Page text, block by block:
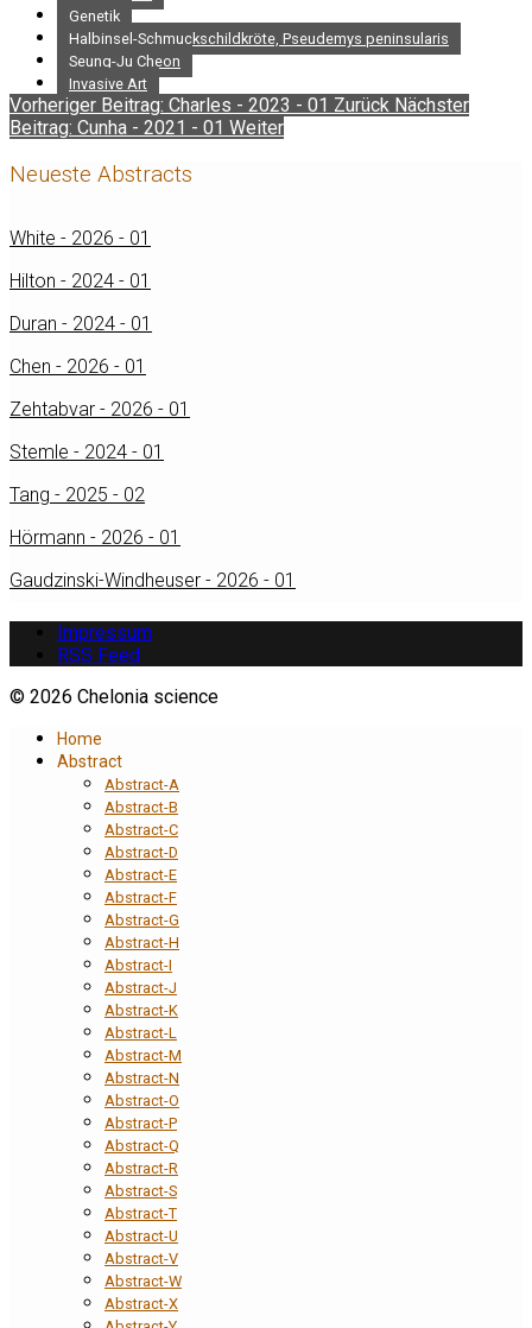
Genetik
Halbinsel-Schmuckschildkröte, Pseudemys peninsularis
Seung-Ju Cheon
Invasive Art
Vorheriger Beitrag: Charles - 2023 - 01 Zurück Nächster
Beitrag: Cunha - 2021 - 01 Weiter
Neueste Abstracts
White - 2026 - 01
Hilton - 2024 - 01
Duran - 2024 - 01
Chen - 2026 - 01
Zehtabvar - 2026 - 01
Stemle - 2024 - 01
Tang - 2025 - 02
Hörmann - 2026 - 01
Gaudzinski-Windheuser - 2026 - 01
Impressum
RSS Feed
© 2026 Chelonia science
Home
Abstract
Abstract-A
Abstract-B
Abstract-C
Abstract-D
Abstract-E
Abstract-F
Abstract-G
Abstract-H
Abstract-I
Abstract-J
Abstract-K
Abstract-L
Abstract-M
Abstract-N
Abstract-O
Abstract-P
Abstract-Q
Abstract-R
Abstract-S
Abstract-T
Abstract-U
Abstract-V
Abstract-W
Abstract-X